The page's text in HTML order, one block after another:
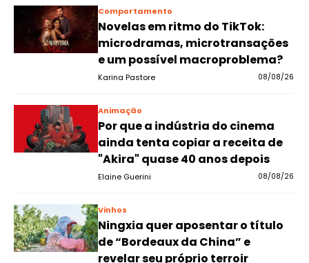
Comportamento
Novelas em ritmo do TikTok:
microdramas, microtransações
e um possível macroproblema?
Karina Pastore 08/08/26
Animação
Por que a indústria do cinema
ainda tenta copiar a receita de
"Akira" quase 40 anos depois
Elaine Guerini 08/08/26
Vinhos
Ningxia quer aposentar o título
de “Bordeaux da China” e
revelar seu próprio terroir